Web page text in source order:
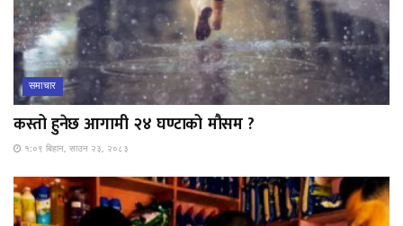
समाचार
कस्तो हुनेछ आगामी २४ घण्टाको मौसम ?
१:०९ बिहान, साउन २३, २०८३